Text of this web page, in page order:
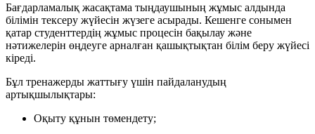
Бағдарламалық жасақтама тыңдаушының жұмыс алдында
білімін тексеру жүйесін жүзеге асырады. Кешенге сонымен
қатар студенттердің жұмыс процесін бақылау және
нәтижелерін өңдеуге арналған қашықтықтан білім беру жүйесі
кіреді.
Бұл тренажерды жаттығу үшін пайдаланудың
артықшылықтары:
Оқыту құнын төмендету;